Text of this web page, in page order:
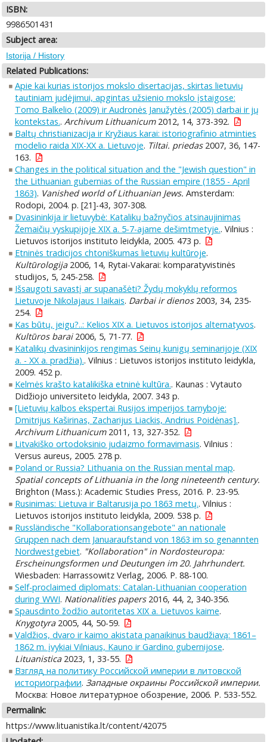
ISBN:
9986501431
Subject area:
Istorija / History
Related Publications:
Apie kai kurias istorijos mokslo disertacijas, skirtas lietuvių
tautiniam judėjimui, apgintas užsienio mokslo įstaigose:
Tomo Balkelio (2009) ir Audronės Janužytės (2005) darbai ir jų
kontekstas.. Archivum Lithuanicum2012, 14, 373-392.
Baltų christianizacija ir Kryžiaus karai: istoriografinio atminties
modelio raida XIX-XX a. Lietuvoje. Tiltai. priedas2007, 36, 147-
163.
Changes in the political situation and the "Jewish question" in
the Lithuanian gubernias of the Russian empire (1855 - April
1863). Vanished world of Lithuanian Jews. Amsterdam:
Rodopi, 2004. p. [21]-43, 307-308.
Dvasininkija ir lietuvybė: Katalikų bažnyčios atsinaujinimas
Žemaičių vyskupijoje XIX a. 5-7-ajame dešimtmetyje.. Vilnius :
Lietuvos istorijos instituto leidykla, 2005. 473 p.
Etninės tradicijos chtoniškumas lietuvių kultūroje.
Kultūrologija2006, 14, Rytai-Vakarai: komparatyvistinės
studijos, 5, 245-258.
Išsaugoti savastį ar supanašėti? Žydų mokyklų reformos
Lietuvoje Nikolajaus I laikais. Darbai ir dienos2003, 34, 235-
254.
Kas būtų, jeigu?..: Kelios XIX a. Lietuvos istorijos alternatyvos.
Kultūros barai2006, 5, 71-77.
Katalikų dvasininkijos rengimas Seinų kunigų seminarijoje (XIX
a. - XX a. pradžia).. Vilnius : Lietuvos istorijos instituto leidykla,
2009. 452 p.
Kelmės krašto katalikiška etninė kultūra.. Kaunas : Vytauto
Didžiojo universiteto leidykla, 2007. 343 p.
[Lietuvių kalbos ekspertai Rusijos imperijos tarnyboje:
Dmitrijus Kaširinas, Zacharijus Liackis, Andrius Poidėnas]..
Archivum Lithuanicum2011, 13, 327-352.
Litvakiško ortodoksinio judaizmo formavimasis. Vilnius :
Versus aureus, 2005. 278 p.
Poland or Russia? Lithuania on the Russian mental map.
Spatial concepts of Lithuania in the long nineteenth century.
Brighton (Mass.): Academic Studies Press, 2016. P. 23-95.
Rusinimas: Lietuva ir Baltarusija po 1863 metų.. Vilnius :
Lietuvos istorijos instituto leidykla, 2009. 538 p.
Russländische "Kollaborationsangebote" an nationale
Gruppen nach dem Januaraufstand von 1863 im so genannten
Nordwestgebiet. "Kollaboration" in Nordosteuropa:
Erscheinungsformen und Deutungen im 20. Jahrhundert.
Wiesbaden: Harrassowitz Verlag, 2006. P. 88-100.
Self-proclaimed diplomats: Catalan-Lithuanian cooperation
during WWI. Nationalities papers2016, 44, 2, 340-356.
Spausdinto žodžio autoritetas XIX a. Lietuvos kaime.
Knygotyra2005, 44, 50-59.
Valdžios, dvaro ir kaimo akistata panaikinus baudžiavą: 1861–
1862 m. įvykiai Vilniaus, Kauno ir Gardino gubernijose.
Lituanistica2023, 1, 33-55.
Взгляд на политику Российской империи в литовской
историографии. Западные окраины Российской империи.
Москва: Новое литературное обозрение, 2006. P. 533-552.
Permalink:
https://www.lituanistika.lt/content/42075